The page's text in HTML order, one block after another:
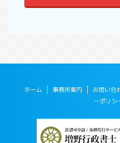
ホーム 事務所案内 お問い合
ーポリシ